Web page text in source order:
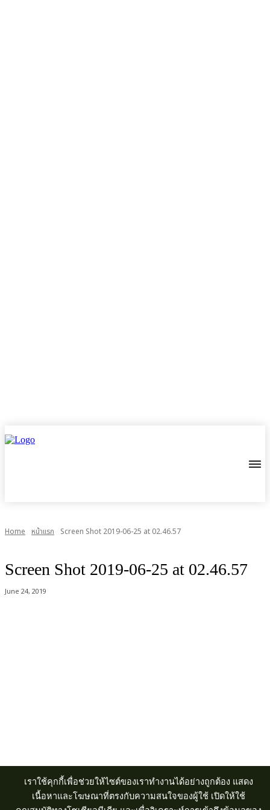
เราใช้คุกกี้เพื่อช่วยให้ไซต์ของเราทำงานได้อย่างถูกต้อง แสดง
เนื้อหาและโฆษณาที่ตรงกับความสนใจของผู้ใช้ เปิดให้ใช้
Home หน้าแรก Screen Shot 2019-06-25 at 02.46.57
Screen Shot 2019-06-25 at 02.46.57
June 24, 2019